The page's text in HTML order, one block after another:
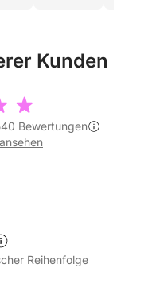
Kunden
Bewertungen
Reihenfolge